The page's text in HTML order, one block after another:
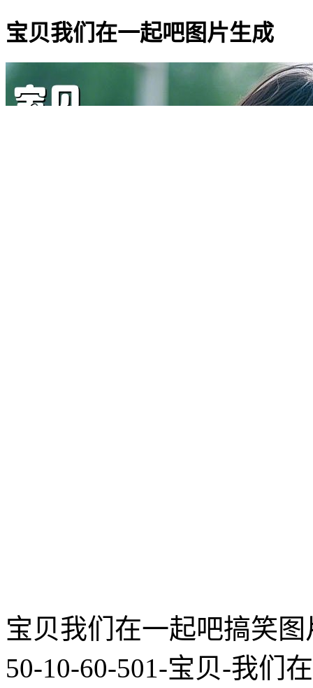
宝贝我们在一起吧图片生成
宝贝我们在一起吧搞笑图
50-10-60-501-宝贝-我们